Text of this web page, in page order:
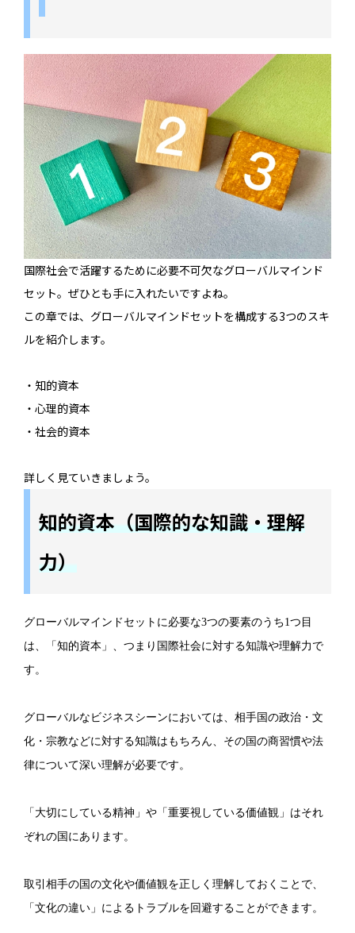
国際社会で活躍するために必要不可欠なグローバルマインド
セット。ぜひとも手に入れたいですよね。
この章では、グローバルマインドセットを構成する3つのスキ
ルを紹介します。
・知的資本
・心理的資本
・社会的資本
詳しく見ていきましょう。
知的資本（国際的な知識・理解
力）
グローバルマインドセットに必要な3つの要素のうち1つ目
は、「知的資本」、つまり国際社会に対する知識や理解力で
す。
グローバルなビジネスシーンにおいては、相手国の政治・文
化・宗教などに対する知識はもちろん、その国の商習慣や法
律について深い理解が必要です。
「大切にしている精神」や「重要視している価値観」はそれ
ぞれの国にあります。
取引相手の国の文化や価値観を正しく理解しておくことで、
「文化の違い」によるトラブルを回避することができます。